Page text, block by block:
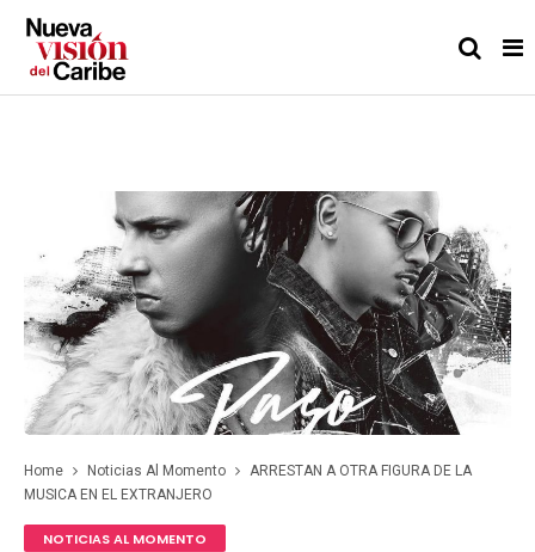
Home Noticias Al Momento
ARRESTAN A OTRA FIGURA DE LA
MUSICA EN EL EXTRANJERO
NOTICIAS AL MOMENTO